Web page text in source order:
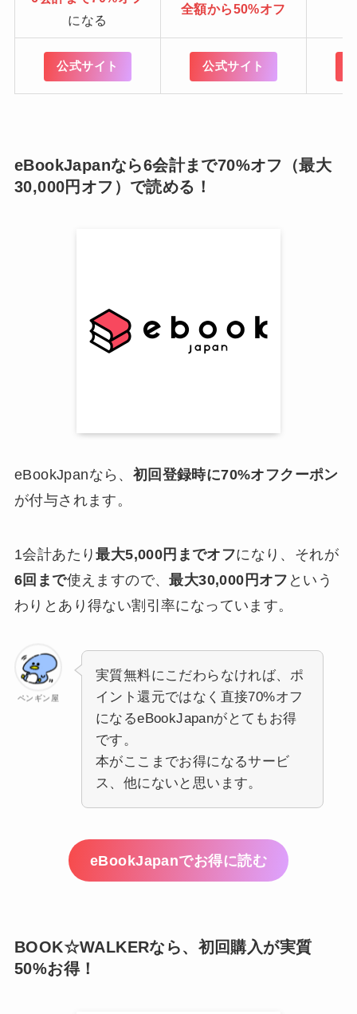
になる
全額から50%オフ
公式サイト 公式サイト
eBookJapanなら6会計まで70%オフ（最大
30,000円オフ）で読める！
eBookJpanなら、 初回登録時に70%オフクーポン
が付与されます。
1会計あたり最大5,000円までオフになり、それが
6回まで使えますので、最大30,000円オフ という
わりとあり得ない割引率になっています。
ペンギン屋
実質無料にこだわらなければ、ポ
イント還元ではなく直接70%オフ
になるeBookJapanがとてもお得
です。
本がここまでお得になるサービ
ス、他にないと思います。
eBookJapanでお得に読む
BOOK☆WALKERなら、初回購入が実質
50%お得！